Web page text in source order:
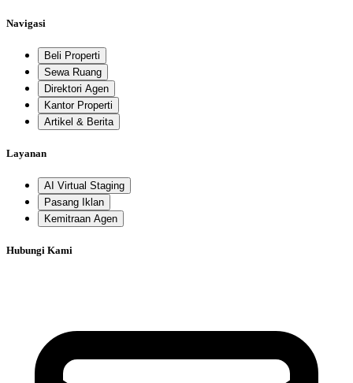
Navigasi
Beli Properti
Sewa Ruang
Direktori Agen
Kantor Properti
Artikel & Berita
Layanan
AI Virtual Staging
Pasang Iklan
Kemitraan Agen
Hubungi Kami